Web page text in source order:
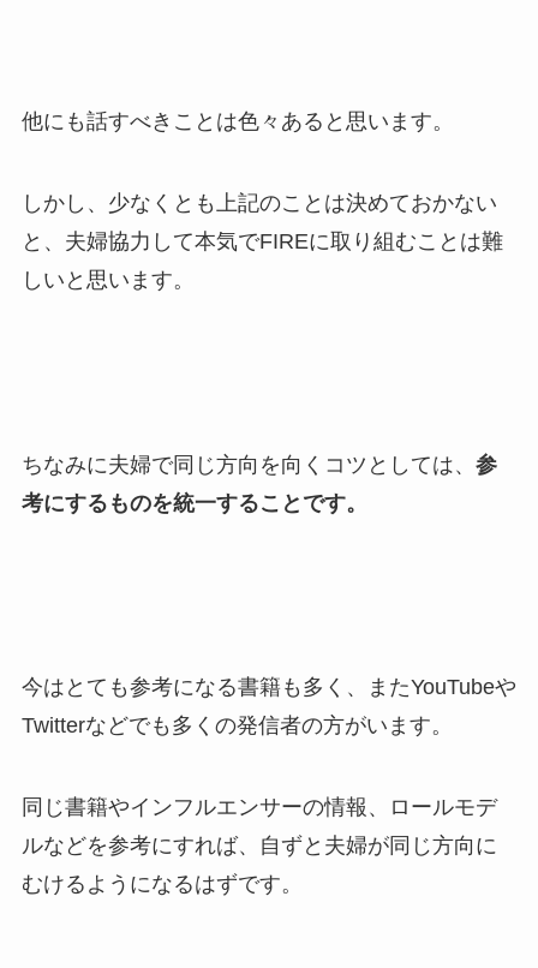
他にも話すべきことは色々あると思います。
しかし、少なくとも上記のことは決めておかない
と、夫婦協力して本気でFIREに取り組むことは難
しいと思います。
ちなみに夫婦で同じ方向を向くコツとしては、 参
考にするものを統一することです。
今はとても参考になる書籍も多く、またYouTubeや
Twitterなどでも多くの発信者の方がいます。
同じ書籍やインフルエンサーの情報、ロールモデ
ルなどを参考にすれば、自ずと夫婦が同じ方向に
むけるようになるはずです。